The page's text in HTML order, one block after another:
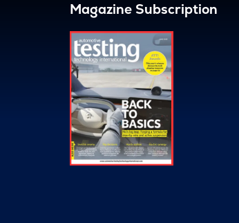
Magazine Subscription